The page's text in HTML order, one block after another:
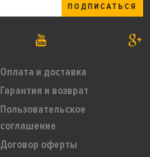
Оплата и доставка
Гарантия и возврат
Пользовательское
соглашение
Договор оферты
ПОДПИСАТЬСЯ